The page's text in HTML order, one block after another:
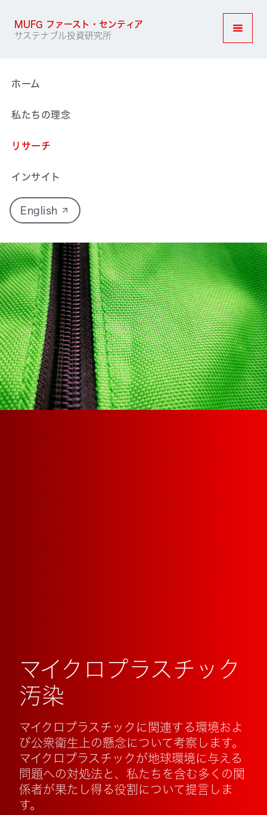
MUFG ファースト・センティア
サステナブル投資研究所 ナビゲ
ホーム
私たちの理念
リサーチ
インサイト
English
マイクロプラスチック
汚染
マイクロプラスチックに関連する環境およ
び公衆衛生上の懸念について考察します。
マイクロプラスチックが地球環境に与える
問題への対処法と、私たちを含む多くの関
係者が果たし得る役割について提言しま
す。